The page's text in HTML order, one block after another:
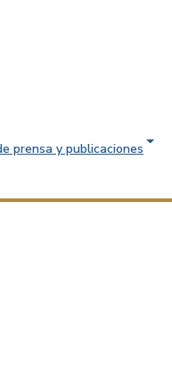
prensa y publicaciones